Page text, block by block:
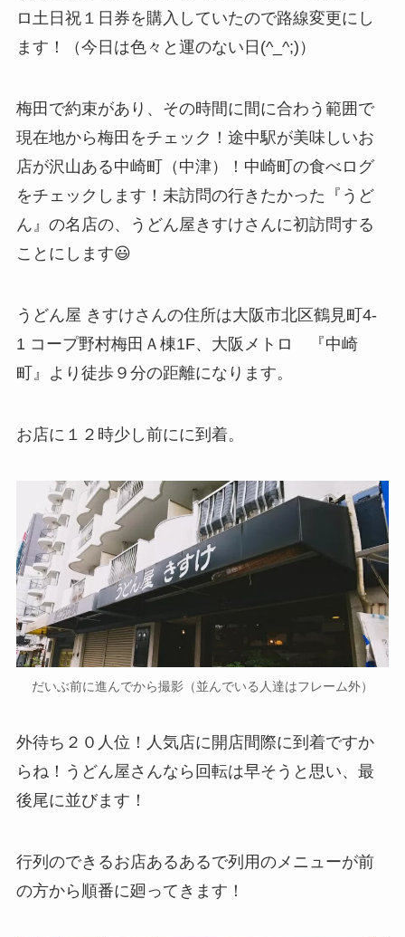
ロ土日祝１日券を購入していたので路線変更にし
ます！（今日は色々と運のない日(^_^;)）
梅田で約束があり、その時間に間に合わう範囲で
現在地から梅田をチェック！途中駅が美味しいお
店が沢山ある中崎町（中津）！中崎町の食べログ
をチェックします！未訪問の行きたかった『うど
ん』の名店の、うどん屋きすけさんに初訪問する
ことにします😃
うどん屋 きすけさんの住所は大阪市北区鶴見町4-
1 コープ野村梅田Ａ棟1F、大阪メトロ 『中崎
町』より徒歩９分の距離になります。
お店に１２時少し前にに到着。
だいぶ前に進んでから撮影（並んでいる人達はフレーム外）
外待ち２０人位！人気店に開店間際に到着ですか
らね！うどん屋さんなら回転は早そうと思い、最
後尾に並びます！
行列のできるお店あるあるで列用のメニューが前
の方から順番に廻ってきます！